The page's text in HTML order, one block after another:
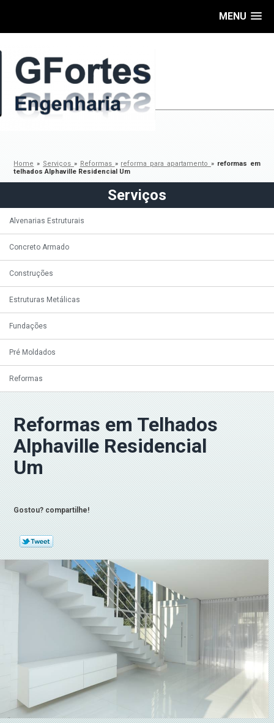
MENU
Home » Serviços » Reformas » reforma para apartamento » reformas em
telhados Alphaville Residencial Um
Serviços
Alvenarias Estruturais
Concreto Armado
Construções
Estruturas Metálicas
Fundações
Pré Moldados
Reformas
Reformas em Telhados
Alphaville Residencial
Um
Gostou? compartilhe!